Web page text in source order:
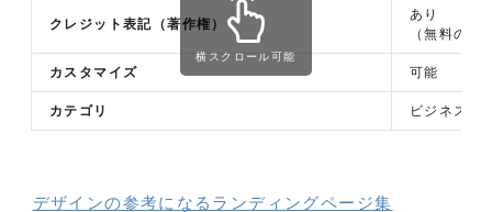
クレジット表記（著作権）
あり
（無料の
カスタマイズ 可能
カテゴリ ビジネス向
横スクロール可能
デザインの参考になるランディングページ集